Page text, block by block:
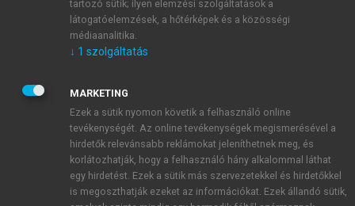
JELSZÓ
JELSZÓ ÚJRA
tartozó sütik; ilyen elemzési szolgáltatások a
látogatóelemzések, a hőtérképek és a közösségi
médiaanalitika.
↓ 1 szolgáltatás
MARKETING
Ezek a sütik nyomon követik a felhasználó online
tevékenységét. Az online tevékenységek megismerésével a
hirdetők relevánsabb reklámokat jeleníthetnek meg, és
korlátozhatják, hogy a felhasználó hány alkalommal láthat
egy hirdetést. Ezek a sütik más szervezetekkel és hirdetőkkel
is megoszthatják ezeket az információkat. Ezek állandó sütik,